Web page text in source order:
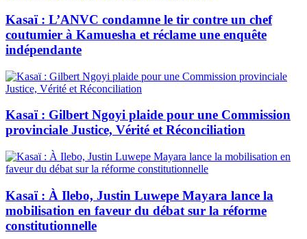
Kasaï : L’ANVC condamne le tir contre un chef
coutumier à Kamuesha et réclame une enquête
indépendante
Kasaï : Gilbert Ngoyi plaide pour une Commission
provinciale Justice, Vérité et Réconciliation
Kasaï : À Ilebo, Justin Luwepe Mayara lance la
mobilisation en faveur du débat sur la réforme
constitutionnelle